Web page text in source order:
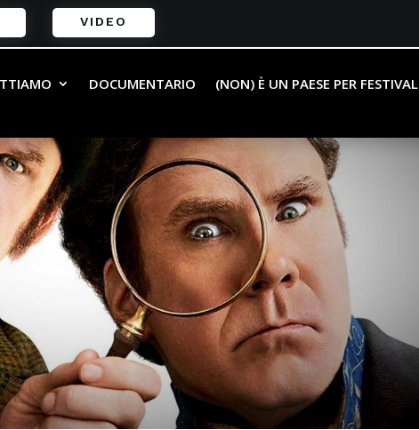
VIDEO
DOCUMENTARIO (NON) È UN PAESE PER FESTIVAL